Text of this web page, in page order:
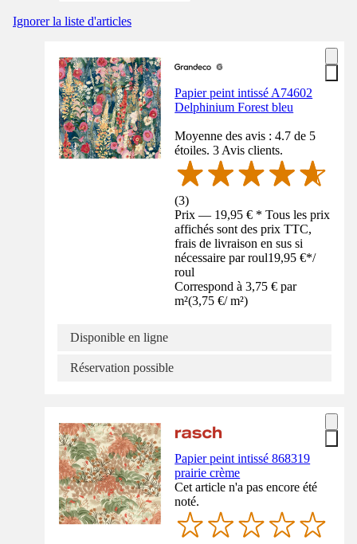
Ignorer la liste d'articles
Papier peint intissé A74602
Delphinium Forest bleu
Moyenne des avis : 4.7 de 5
étoiles. 3 Avis clients.
(3)
Prix — 19,95 € * Tous les prix
affichés sont des prix TTC,
frais de livraison en sus si
nécessaire par roul19,95 €*/
roul
Correspond à 3,75 € par
m²(3,75 €/ m²)
Disponible en ligne
Réservation possible
Papier peint intissé 868319
prairie crème
Cet article n'a pas encore été
noté.